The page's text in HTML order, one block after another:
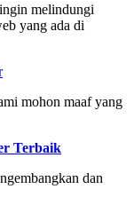
melindungi
yang ada di
mohon maaf yang
Terbaik
dan